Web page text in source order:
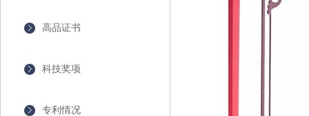
高品证书
科技奖项
专利情况